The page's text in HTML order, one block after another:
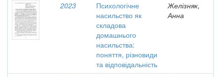
2023
Психологічне
насильство як
складова
домашнього
насильства:
поняття, різновиди
та відповідальність
Желізняк,
Анна